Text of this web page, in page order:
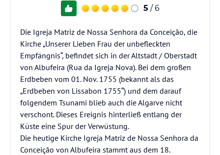
5 / 6
Die Igreja Matriz de Nossa Senhora da Conceição, die
Kirche „Unserer Lieben Frau der unbefleckten
Empfängnis“, befindet sich in der Altstadt / Oberstadt
von Albufeira (Rua da Igreja Nova). Bei dem großen
Erdbeben vom 01. Nov. 1755 (bekannt als das
„Erdbeben von Lissabon 1755“) und dem darauf
folgendem Tsunami blieb auch die Algarve nicht
verschont. Dieses Ereignis hinterließ entlang der
Küste eine Spur der Verwüstung.
Die heutige Kirche Igreja Matriz de Nossa Senhora da
Conceição von Albufeira stammt aus dem 18.